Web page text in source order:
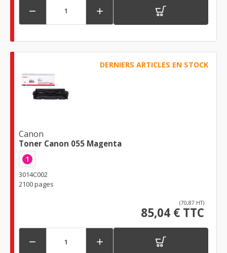
 
DERNIERS ARTICLES EN STOCK
Canon
Toner Canon 055 Magenta
1
3014C002
2100 pages
(70,87 HT)
85,04 € TTC
 